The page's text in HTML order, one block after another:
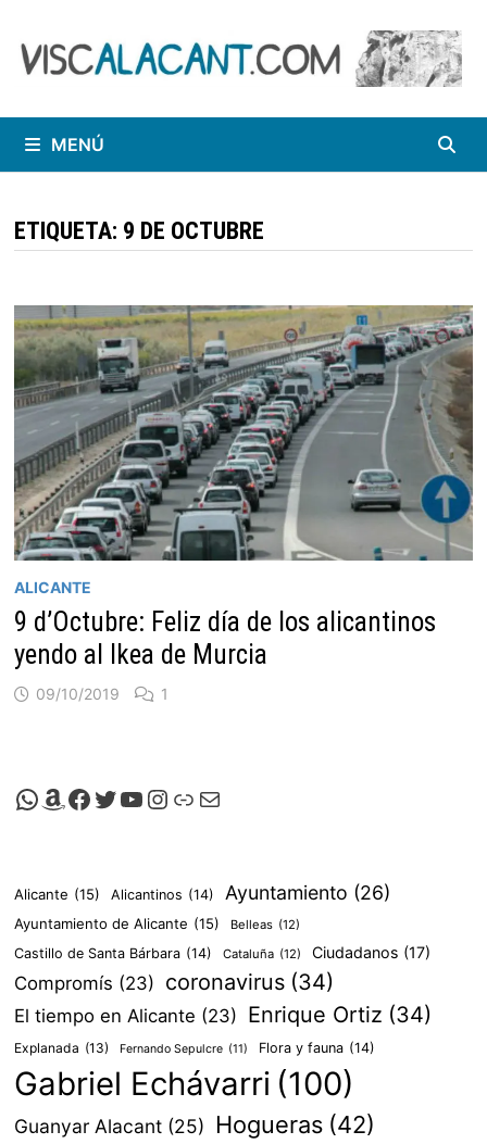
contenido
MENÚ
ETIQUETA: 9 DE OCTUBRE
ALICANTE
9 d’Octubre: Feliz día de los alicantinos
yendo al Ikea de Murcia
09/10/2019 1
Canal de Whatsapp de Viscalacant
Comprar en Amazon
Facebook de Viscalacant
Twitter de Viscalacant
Canal de Youtube de Viscalacant
Instagram de Viscalacant
Viscalacant en Polkaverse
Correo electrónico
Alicante (15) Alicantinos (14) Ayuntamiento (26)
Ayuntamiento de Alicante (15) Belleas (12)
Castillo de Santa Bárbara (14) Cataluña (12) Ciudadanos (17)
Compromís (23) coronavirus (34)
El tiempo en Alicante (23) Enrique Ortiz (34)
Explanada (13) Fernando Sepulcre (11) Flora y fauna (14)
Gabriel Echávarri (100)
Guanyar Alacant (25) Hogueras (42)